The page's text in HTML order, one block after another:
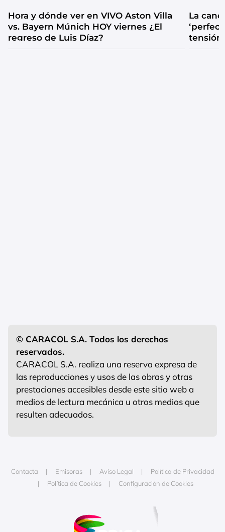
Hora y dónde ver en VIVO Aston Villa
vs. Bayern Múnich HOY viernes ¿El
regreso de Luis Díaz?
La
tensión
catarsis
© CARACOL S.A. Todos los derechos
reservados.
CARACOL S.A. realiza una reserva expresa de
las reproducciones y usos de las obras y otras
prestaciones accesibles desde este sitio web a
medios de lectura mecánica u otros medios que
resulten adecuados.
Contacta Emisoras Aviso Legal
Política de Privacidad
Política de Cookies
Configuración de Cookies